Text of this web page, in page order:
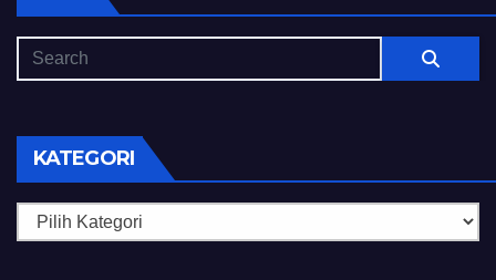
KATEGORI
Kategori